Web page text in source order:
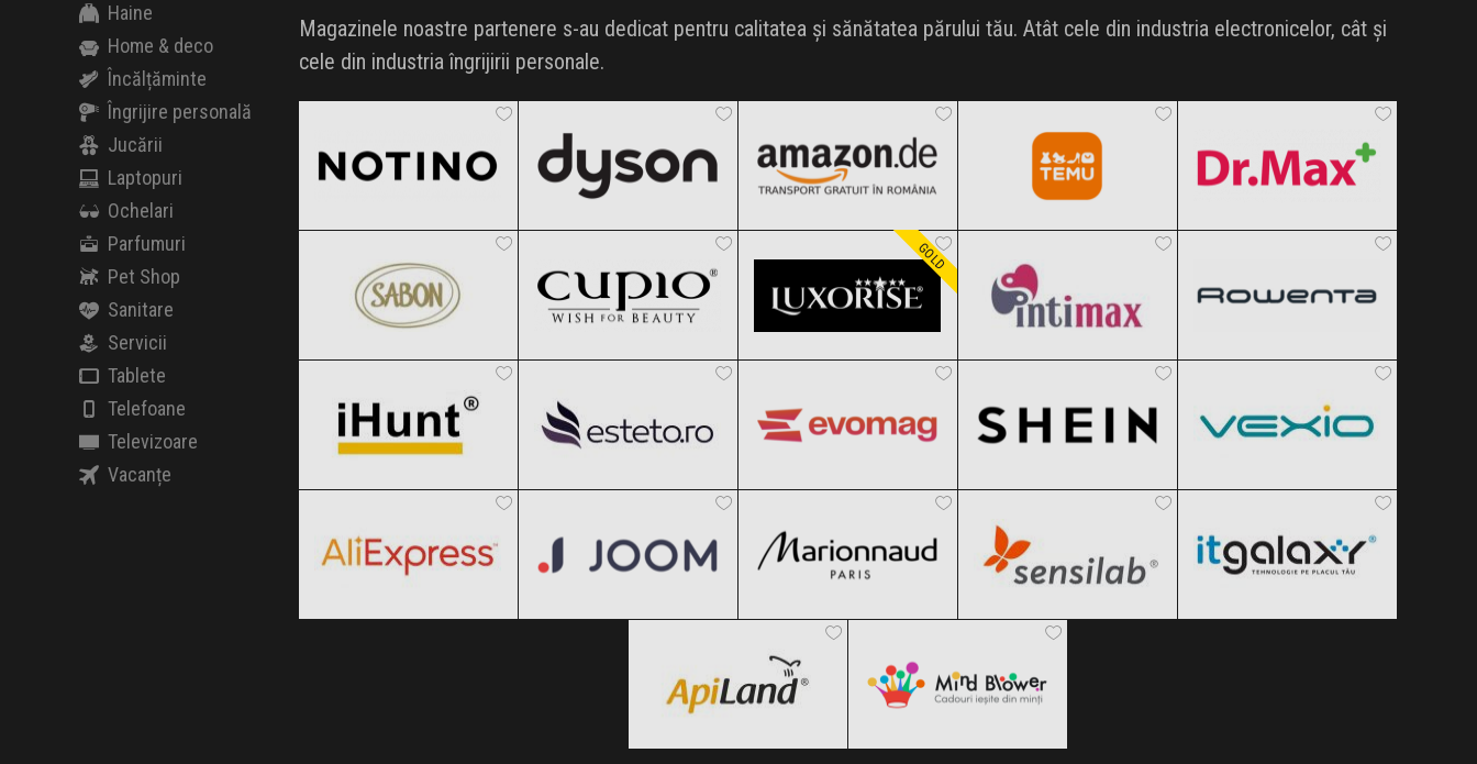
Haine
Home & deco
Încălțăminte
Îngrijire personală
Jucării
Laptopuri
Ochelari
Parfumuri
Pet Shop
Sanitare
Servicii
Tablete
Telefoane
Televizoare
Vacanțe
Magazinele noastre partenere s-au dedicat pentru calitatea și sănătatea părului tău. Atât cele din industria electronicelor, cât și
cele din industria îngrijirii personale.
Clic și Vezi Ofertele! Clic și Vezi Ofertele! Clic și Vezi Ofertele! Clic și Vezi Ofertele! Clic și Vezi Ofertele!
Clic și Vezi Ofertele! Clic și Vezi Ofertele!
Black Friday 2026
Clic și Vezi Ofertele!
GOLD
Clic și Vezi Ofertele! Clic și Vezi Ofertele!
Clic și Vezi Ofertele! Clic și Vezi Ofertele! Clic și Vezi Ofertele! Clic și Vezi Ofertele! Clic și Vezi Ofertele!
Clic și Vezi Ofertele! Clic și Vezi Ofertele! Clic și Vezi Ofertele! Clic și Vezi Ofertele! Clic și Vezi Ofertele!
Clic și Vezi Ofertele! Clic și Vezi Ofertele!